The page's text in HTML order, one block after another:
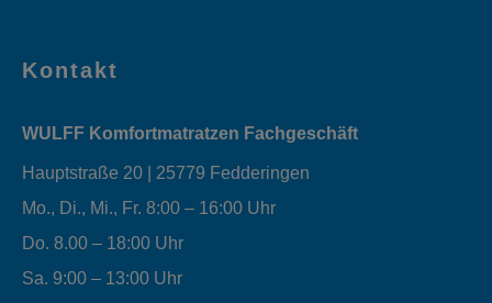
Kontakt
WULFF Komfortmatratzen Fachgeschäft
Hauptstraße 20 | 25779 Fedderingen
Mo., Di., Mi., Fr. 8:00 – 16:00 Uhr
Do. 8.00 – 18:00 Uhr
Sa. 9:00 – 13:00 Uhr